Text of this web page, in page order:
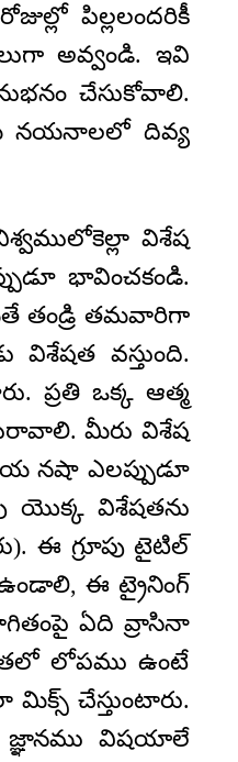
పిల్లలందరికీ
అవ్వండి. ఇవి
చేసుకోవాలి.
నయనాలలో దివ్య
విశేష
భావించకండి.
తండ్రి తమవారిగా
విశేషత వస్తుంది.
ప్రతి ఒక్క ఆత్మ
మీరు విశేష
నషా ఎలప్పుడూ
యొక్క విశేషతను
ఈ గ్రూపు టైటిల్
ఈ ట్రైనింగ్
ఏది వ్రాసినా
లోపము ఉంటే
చేస్తుంటారు.
జ్ఞానము విషయాలే